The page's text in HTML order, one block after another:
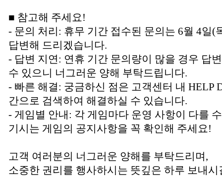
■ 참고해 주세요!
- 문의 처리: 휴무 기간 접수된 문의는 6월 4일(
답변해 드리겠습니다.
- 답변 지연: 연휴 기간 문의량이 많을 경우 답
수 있으니 너그러운 양해 부탁드립니다.
- 빠른 해결: 궁금하신 점은 고객센터 내 HELP
간으로 검색하여 해결하실 수 있습니다.
- 게임별 안내: 각 게임마다 운영 사항이 다를
기시는 게임의 공지사항을 꼭 확인해 주세요!
고객 여러분의 너그러운 양해를 부탁드리며,
소중한 권리를 행사하시는 뜻깊은 하루 보내시